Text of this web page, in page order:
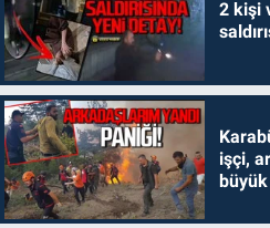
2 kişi
işçi,
büyük